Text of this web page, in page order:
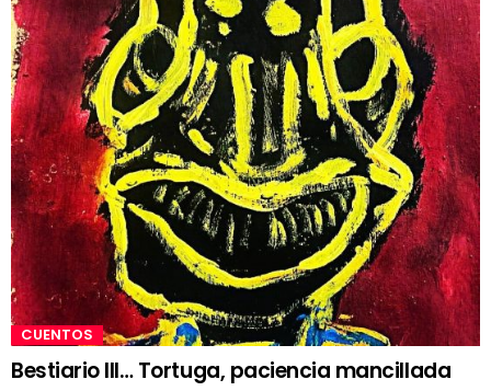
CUENTOS
Bestiario III… Tortuga, paciencia mancillada